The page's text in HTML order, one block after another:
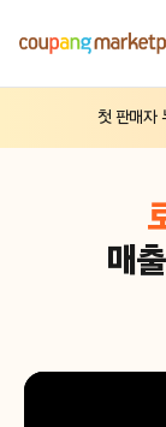
첫 판매자
매